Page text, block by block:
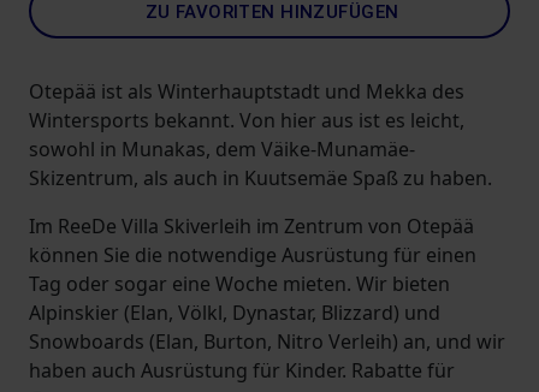
ZU FAVORITEN HINZUFÜGEN
Otepää ist als Winterhauptstadt und Mekka des
Wintersports bekannt. Von hier aus ist es leicht,
sowohl in Munakas, dem Väike-Munamäe-
Skizentrum, als auch in Kuutsemäe Spaß zu haben.
Im ReeDe Villa Skiverleih im Zentrum von Otepää
können Sie die notwendige Ausrüstung für einen
Tag oder sogar eine Woche mieten. Wir bieten
Alpinskier (Elan, Völkl, Dynastar, Blizzard) und
Snowboards (Elan, Burton, Nitro Verleih) an, und wir
haben auch Ausrüstung für Kinder. Rabatte für